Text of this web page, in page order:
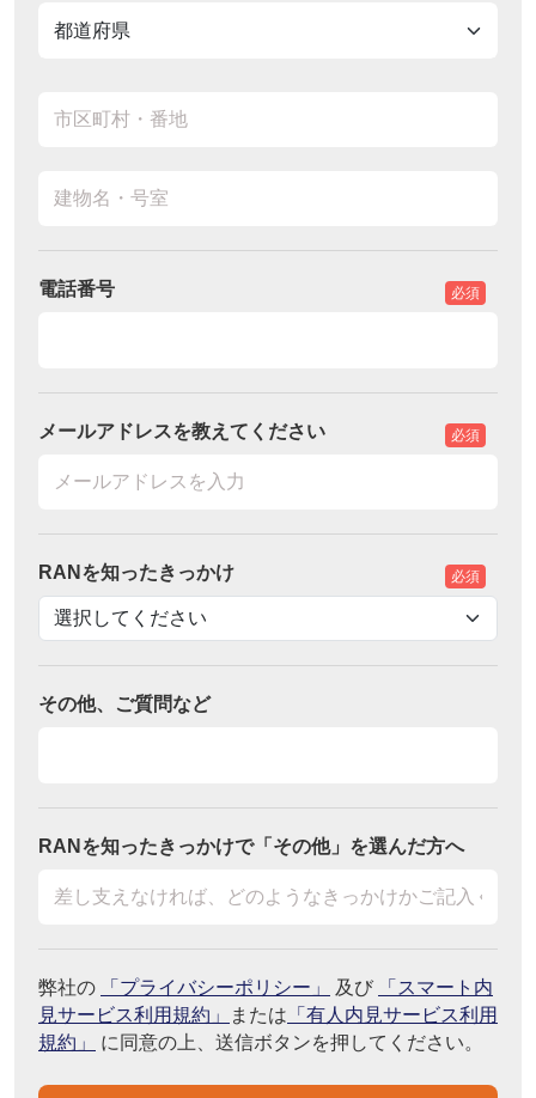
必須
電話番号
必須
メールアドレスを教えてください
必須
RANを知ったきっかけ
その他、ご質問など
RANを知ったきっかけで「その他」を選んだ方へ
弊社の 「プライバシーポリシー」 及び
「スマート内
見サービス利用規約」
または 「有人内見サービス利用
規約」
に同意の上、送信ボタンを押してください。